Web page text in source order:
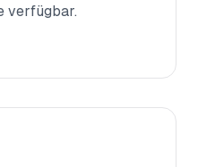
verfügbar.